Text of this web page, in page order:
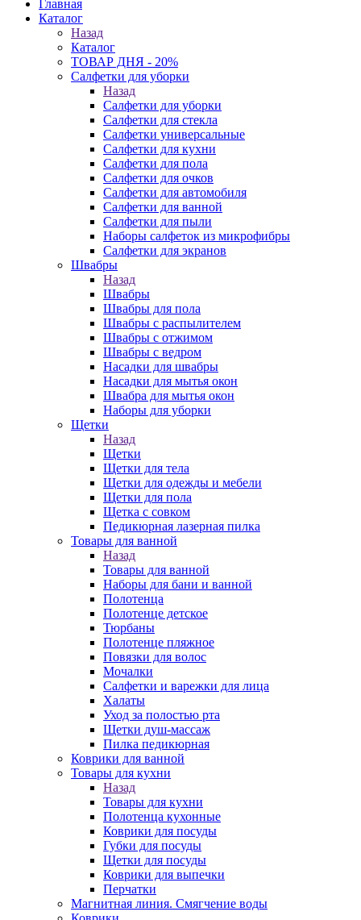
Главная
Каталог
Назад
Каталог
ТОВАР ДНЯ - 20%
Салфетки для уборки
Назад
Салфетки для уборки
Салфетки для стекла
Салфетки универсальные
Салфетки для кухни
Салфетки для пола
Салфетки для очков
Салфетки для автомобиля
Салфетки для ванной
Салфетки для пыли
Наборы салфеток из микрофибры
Салфетки для экранов
Швабры
Назад
Швабры
Швабры для пола
Швабры с распылителем
Швабры с отжимом
Швабры с ведром
Насадки для швабры
Насадки для мытья окон
Швабра для мытья окон
Наборы для уборки
Щетки
Назад
Щетки
Щетки для тела
Щетки для одежды и мебели
Щетки для пола
Щетка с совком
Педикюрная лазерная пилка
Товары для ванной
Назад
Товары для ванной
Наборы для бани и ванной
Полотенца
Полотенце детское
Тюрбаны
Полотенце пляжное
Повязки для волос
Мочалки
Салфетки и варежки для лица
Халаты
Уход за полостью рта
Щетки душ-массаж
Пилка педикюрная
Коврики для ванной
Товары для кухни
Назад
Товары для кухни
Полотенца кухонные
Коврики для посуды
Губки для посуды
Щетки для посуды
Коврики для выпечки
Перчатки
Магнитная линия. Смягчение воды